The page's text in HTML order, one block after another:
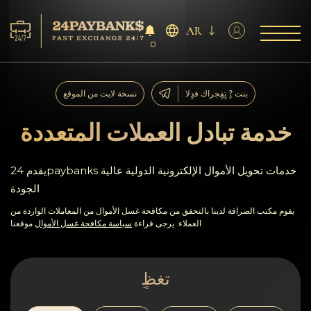
الخدمات
افاحتٍاظٍات
ففشر?اء
آراء
اف?نالٍل
0
AR
خدمة تبادل العملات المتعددة
نسخة لايت من الموقع بنت ?ٍ تٍفٍجراك فدٍلا
يقدم 24paybanks خدمات تحويل الأموال الإلكترونية الدولية عالية
الجودة
يقوم مكتب الصرافة لدينا بالتحقق من مكافحة غسل الأموال من المعاملات الواردة من
العملاء. يرجى قراءة سياسة مكافحة غسل الأموال موقعنا
تغظٍ